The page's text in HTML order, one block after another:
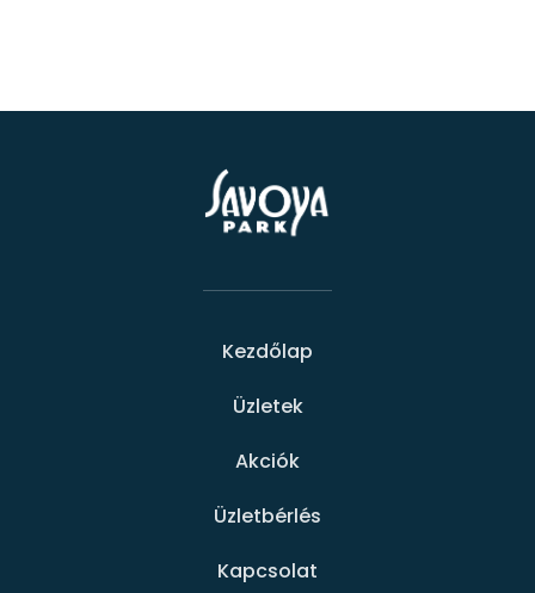
Kezdőlap
Üzletek
Akciók
Üzletbérlés
Kapcsolat